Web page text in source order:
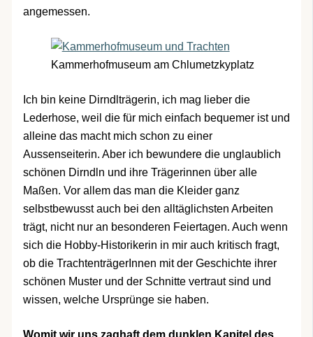
angemessen.
Kammerhofmuseum am Chlumetzkyplatz
Ich bin keine Dirndlträgerin, ich mag lieber die
Lederhose, weil die für mich einfach bequemer ist und
alleine das macht mich schon zu einer
Aussenseiterin. Aber ich bewundere die unglaublich
schönen Dirndln und ihre Trägerinnen über alle
Maßen. Vor allem das man die Kleider ganz
selbstbewusst auch bei den alltäglichsten Arbeiten
trägt, nicht nur an besonderen Feiertagen. Auch wenn
sich die Hobby-Historikerin in mir auch kritisch fragt,
ob die TrachtenträgerInnen mit der Geschichte ihrer
schönen Muster und der Schnitte vertraut sind und
wissen, welche Ursprünge sie haben.
Womit wir uns zaghaft dem dunklen Kapitel des